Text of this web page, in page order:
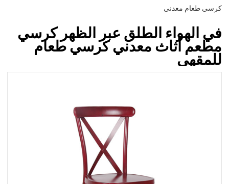
كرسي طعام معدني
في الهواء الطلق عبر الظهر كرسي
مطعم أثاث معدني كرسي طعام
للمقهى